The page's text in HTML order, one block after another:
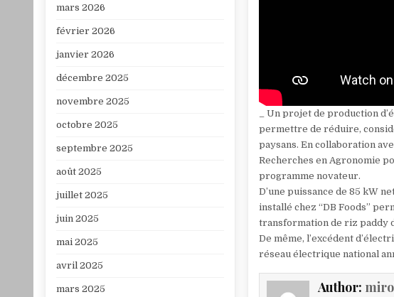
_ Un projet de production
permettre de réduire,
paysans. En collaboration
Recherches en Agronomie
programme novateur.
D’une puissance de 85 kW
installé chez “DB Foods”
transformation de riz paddy
De même, l’excédent
réseau électrique national
Author:
mars 2026
février 2026
janvier 2026
décembre 2025
novembre 2025
octobre 2025
septembre 2025
août 2025
juillet 2025
juin 2025
mai 2025
avril 2025
mars 2025